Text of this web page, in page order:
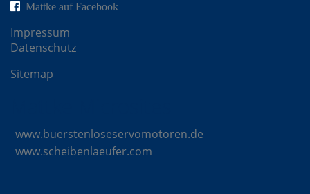
Mattke auf Facebook
Impressum
Datenschutz
Sitemap
www.buerstenloseservomotoren.de
www.scheibenlaeufer.com